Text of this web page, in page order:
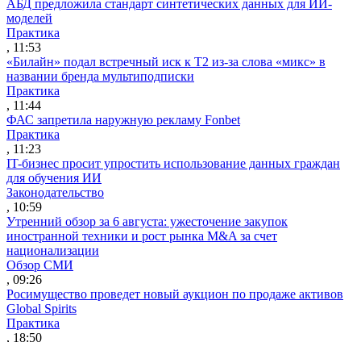
АБД предложила стандарт синтетических данных для ИИ-
моделей
Практика
, 11:53
«Билайн» подал встречный иск к Т2 из-за слова «микс» в
названии бренда мультиподписки
Практика
, 11:44
ФАС запретила наружную рекламу Fonbet
Практика
, 11:23
IT-бизнес просит упростить использование данных граждан
для обучения ИИ
Законодательство
, 10:59
Утренний обзор за 6 августа: ужесточение закупок
иностранной техники и рост рынка M&A за счет
национализации
Обзор СМИ
, 09:26
Росимущество проведет новый аукцион по продаже активов
Global Spirits
Практика
, 18:50